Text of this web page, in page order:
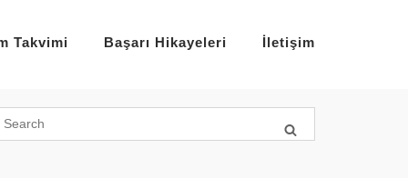
Takvimi Başarı Hikayeleri İletişim